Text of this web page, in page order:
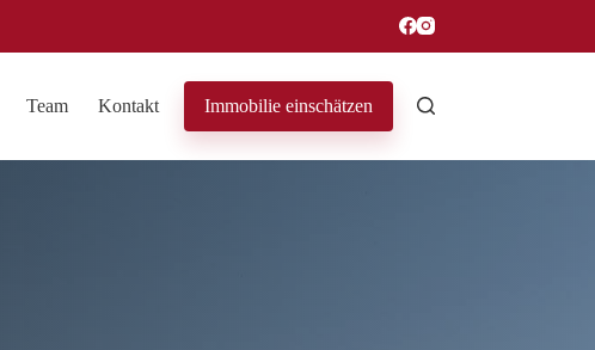
Team Kontakt Immobilie einschätzen